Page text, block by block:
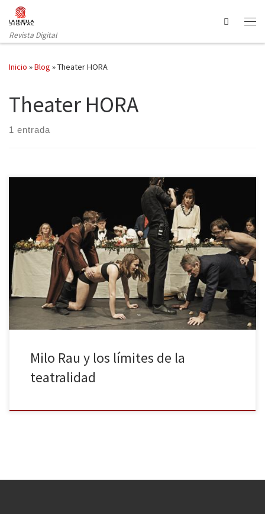
Saltar al contenido
Revista Digital
Search
Inicio »Blog »Theater HORA
Theater HORA
1 entrada
Los montajes del director suizo Milo Rau que han podido verse en
Barcelona en los últimos años —pensamos en Civil Wars o Five
Easy Pieces, por ejemplo— siguen todos un patrón bastante
parecido y se basan en el teatro documento y en experimentar
con los límites de la teatralidad, de […]
Milo Rau y los límites de la
teatralidad